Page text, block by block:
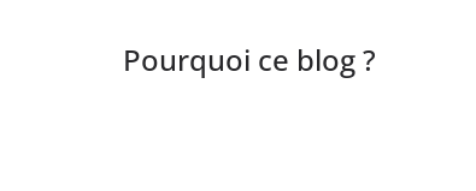
Pourquoi ce blog ?